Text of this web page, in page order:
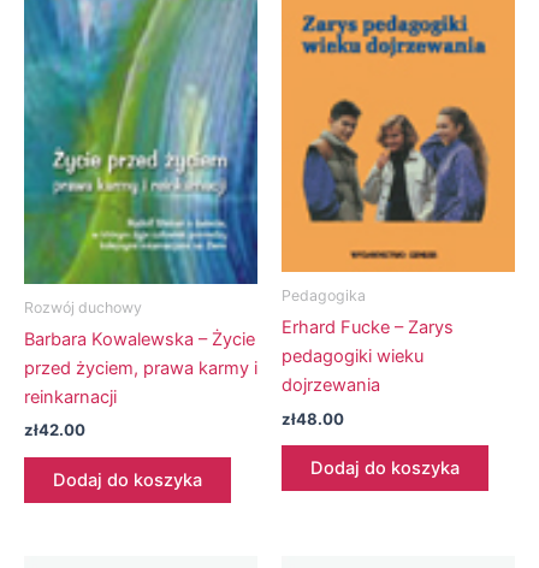
Rozwój duchowy
Barbara Kowalewska – Życie
przed życiem, prawa karmy i
reinkarnacji
zł42.00
Dodaj do koszyka
Pedagogika
Erhard Fucke – Zarys
pedagogiki wieku
dojrzewania
zł48.00
Dodaj do koszyka